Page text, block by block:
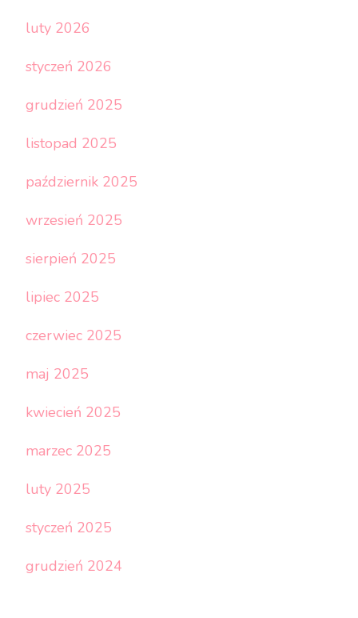
luty 2026
styczeń 2026
grudzień 2025
listopad 2025
październik 2025
wrzesień 2025
sierpień 2025
lipiec 2025
czerwiec 2025
maj 2025
kwiecień 2025
marzec 2025
luty 2025
styczeń 2025
grudzień 2024